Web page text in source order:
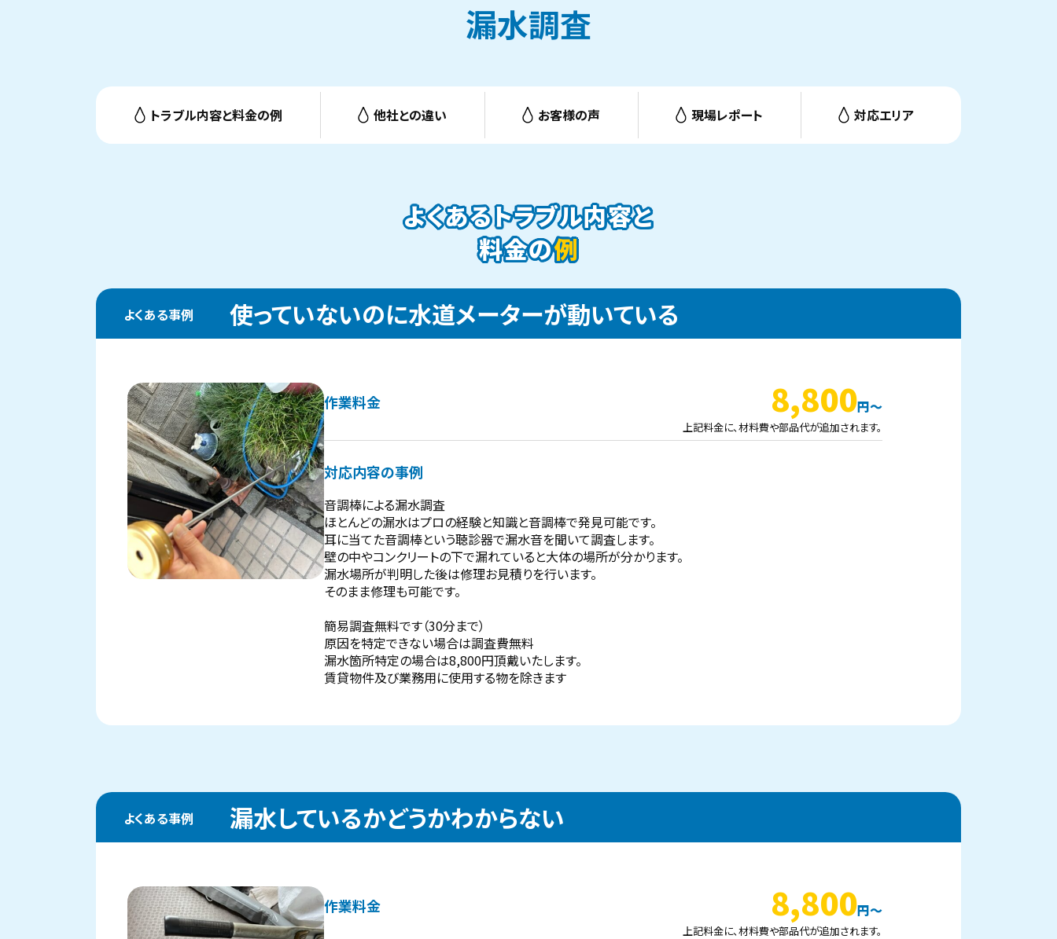
漏水調査
トラブル内容と料金の例 他社との違い お客様の声 現場レポート 対応エリア
よくあるトラブル内容と
料金の例
よくある事例 使っていないのに水道メーターが動いている
作業料金 8,800
上記料金に、材料費や部品代が追加されます。
対応内容の事例
音調棒による漏水調査
ほとんどの漏水はプロの経験と知識と音調棒で発見可能です。
耳に当てた音調棒という聴診器で漏水音を聞いて調査します。
壁の中やコンクリートの下で漏れていると大体の場所が分かります。
漏水場所が判明した後は修理お見積りを行います。
そのまま修理も可能です。
簡易調査無料です（30分まで）
原因を特定できない場合は調査費無料
漏水箇所特定の場合は8,800円頂戴いたします。
賃貸物件及び業務用に使用する物を除きます
よくある事例 漏水しているかどうかわからない
作業料金 8,800
上記料金に、材料費や部品代が追加されます。